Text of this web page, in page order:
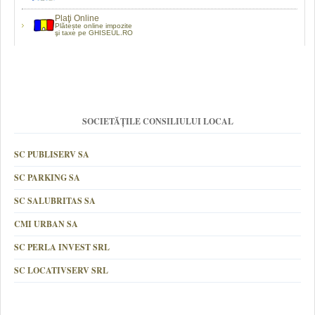
Plaţi Online
Plătește online impozite
şi taxe pe GHISEUL.RO
SOCIETĂȚILE CONSILIULUI LOCAL
SC PUBLISERV SA
SC PARKING SA
SC SALUBRITAS SA
CMI URBAN SA
SC PERLA INVEST SRL
SC LOCATIVSERV SRL